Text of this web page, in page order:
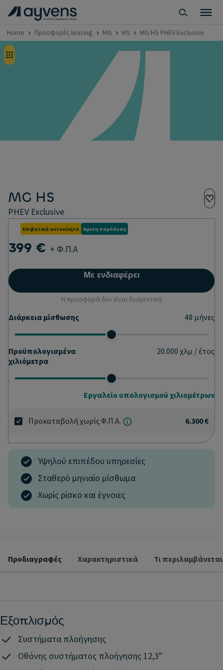
Home Προσφορές leasing MG HS MG HS PHEV Exclusive
MG HS
PHEV Exclusive
Επιβατικά αυτοκίνητα Άμεση παράδοση
399 € + Φ.Π.Α
Με ενδιαφέρει
Η προσφορά δεν είναι δεσμευτική
Διάρκεια μίσθωσης 48 μήνες
Προϋπολογισμένα
χιλιόμετρα
20.000χλμ / έτος
Εργαλείο υπολογισμού χιλιομέτρων
Προκαταβολή χωρίς Φ.Π.Α. 6.300 €
Υψηλού επιπέδου υπηρεσίες
Σταθερό μηνιαίο μίσθωμα
Χωρίς ρίσκο και έγνοιες
Προδιαγραφές Χαρακτηριστικά Τι περιλαμβάνεται
Εξοπλισμός
Συστήματα πλοήγησης
Oθόνης συστήματος πλοήγησης 12,3"